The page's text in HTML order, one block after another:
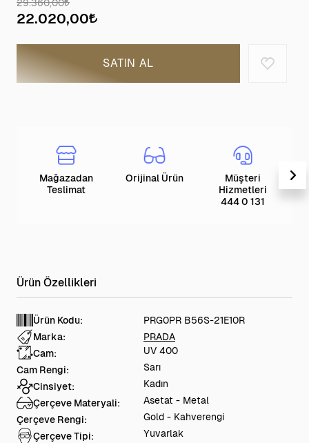
29.360,00
22.020,00
SATIN AL
Mağazadan
Teslimat
Orijinal Ürün
Müşteri
Hizmetleri
444 0 131
Ürün Kodu:
PRG0PR B56S-21E10R
Marka:
PRADA
Cam:
UV 400
Cam Rengi:
Sarı
Cinsiyet:
Kadın
Çerçeve Materyali:
Asetat - Metal
Çerçeve Rengi:
Gold - Kahverengi
Çerçeve Tipi:
Yuvarlak